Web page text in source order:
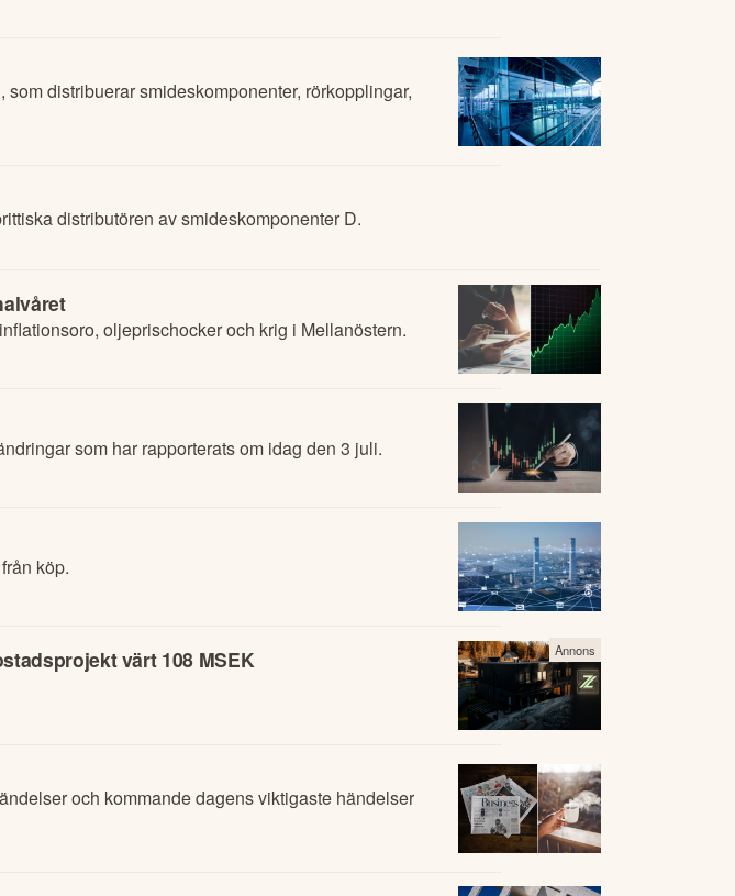
distribuerar smideskomponenter, rörkopplingar,
distributören av smideskomponenter D.
oljeprischocker och krig i Mellanöstern.
som har rapporterats om idag den 3 juli.
köp.
värt 108 MSEK Annons
och kommande dagens viktigaste händelser